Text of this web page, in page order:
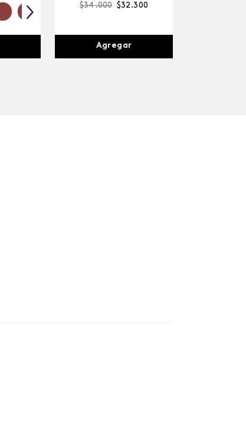
$34.000 $32 .300
Agregar